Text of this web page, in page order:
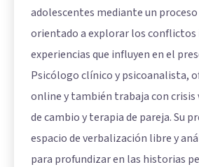
adolescentes mediante un
orientado a explorar los conflictos
experiencias que influyen en el
Psicólogo clínico y psicoanalista,
online y también trabaja con crisis
de cambio y terapia de pareja. Su
espacio de verbalización libre y
para profundizar en las historias